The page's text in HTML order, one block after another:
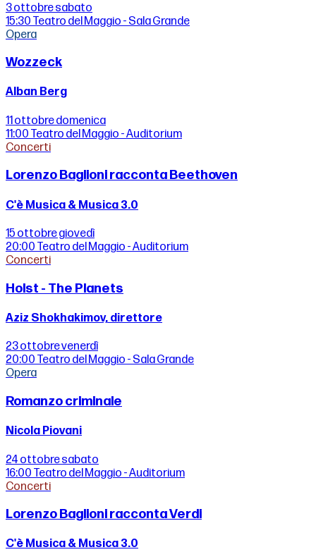
3 ottobresabato
15:30 Teatro del Maggio - Sala Grande
Opera
Wozzeck
Alban Berg
11 ottobredomenica
11:00 Teatro del Maggio - Auditorium
Concerti
Lorenzo Baglioni racconta Beethoven
C'è Musica & Musica 3.0
15 ottobregiovedì
20:00 Teatro del Maggio - Auditorium
Concerti
Holst - The Planets
Aziz Shokhakimov, direttore
23 ottobrevenerdì
20:00 Teatro del Maggio - Sala Grande
Opera
Romanzo criminale
Nicola Piovani
24 ottobresabato
16:00 Teatro del Maggio - Auditorium
Concerti
Lorenzo Baglioni racconta Verdi
C'è Musica & Musica 3.0